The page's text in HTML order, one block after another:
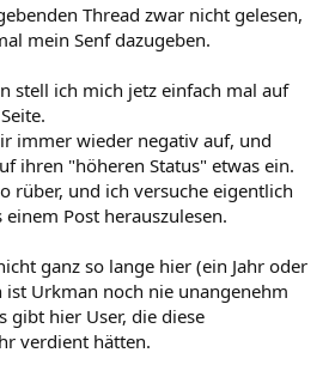
Thread zwar nicht gelesen,
mein Senf dazugeben.
stell ich mich jetz einfach mal auf
immer wieder negativ auf, und
ihren "höheren Status" etwas ein.
rüber, und ich versuche eigentlich
Post herauszulesen.
ganz so lange hier (ein Jahr oder
Urkman noch nie unangenehm
gibt hier User, die diese
verdient hätten.